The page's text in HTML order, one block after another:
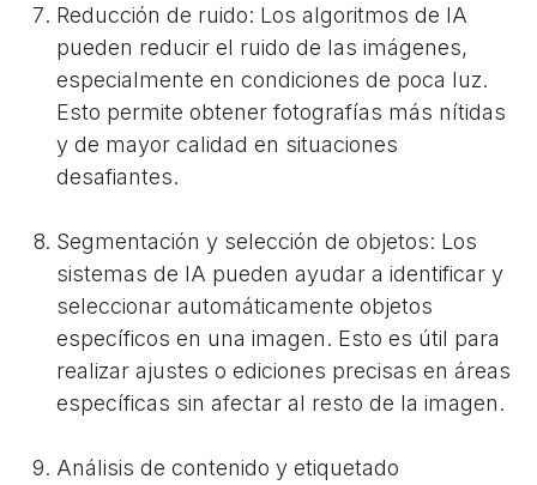
Reducción de ruido: Los algoritmos de IA
pueden reducir el ruido de las imágenes,
especialmente en condiciones de poca luz.
Esto permite obtener fotografías más nítidas
y de mayor calidad en situaciones
desafiantes.
Segmentación y selección de objetos: Los
sistemas de IA pueden ayudar a identificar y
seleccionar automáticamente objetos
específicos en una imagen. Esto es útil para
realizar ajustes o ediciones precisas en áreas
específicas sin afectar al resto de la imagen.
Análisis de contenido y etiquetado